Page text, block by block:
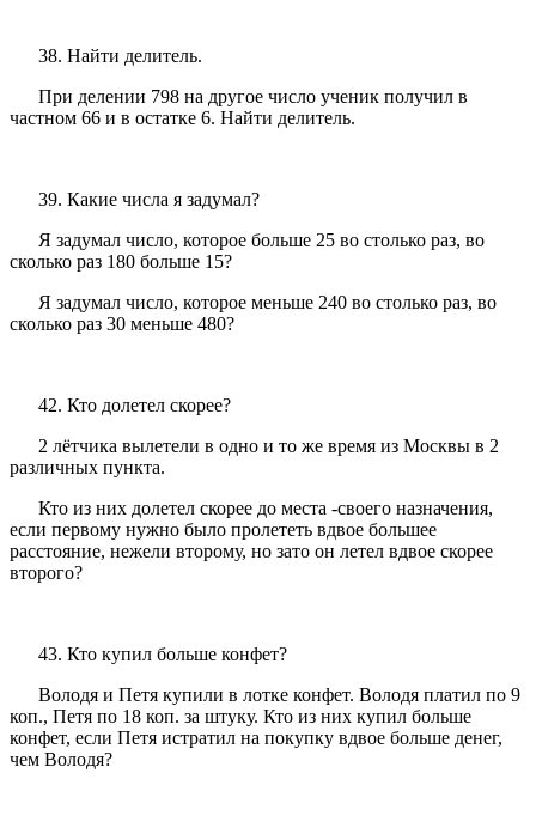
38. Найти делитель.
При делении 798 на другое число ученик получил в
частном 66 и в остатке 6. Найти делитель.
39. Какие числа я задумал?
Я задумал число, которое больше 25 во столько раз, во
сколько раз 180 больше 15?
Я задумал число, которое меньше 240 во столько раз, во
сколько раз 30 меньше 480?
42. Кто долетел скорее?
2 лётчика вылетели в одно и то же время из Москвы в 2
различных пункта.
Кто из них долетел скорее до места -своего назначения,
если первому нужно было пролететь вдвое большее
расстояние, нежели второму, но зато он летел вдвое скорее
второго?
43. Кто купил больше конфет?
Володя и Петя купили в лотке конфет. Володя платил по 9
коп., Петя по 18 коп. за штуку. Кто из них купил больше
конфет, если Петя истратил на покупку вдвое больше денег,
чем Володя?